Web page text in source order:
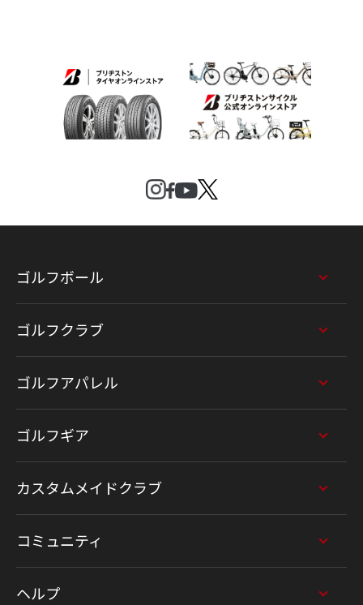
ゴルフボール
ゴルフクラブ
ゴルフアパレル
ゴルフギア
カスタムメイドクラブ
コミュニティ
ヘルプ